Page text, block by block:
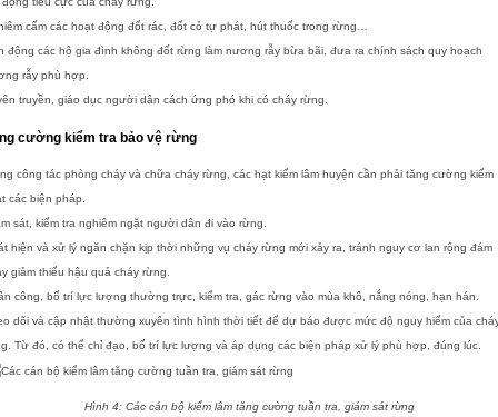
cấm các hoạt động đốt rác, đốt cỏ tự phát, hút thuốc trong rừng…
động các hộ gia đình không đốt rừng làm nương rẫy bừa bãi, đưa ra chính sách quy hoạch
rẫy phù hợp.
truyền, giáo dục người dân cách ứng phó khi có cháy rừng.
cường kiểm tra bảo vệ rừng
công tác phòng cháy và chữa cháy rừng, các hạt kiểm lâm huyện cần phải tăng cường kiểm
các biện pháp.
sát, kiểm tra nghiêm ngặt người dân đi vào rừng.
hiện và xử lý ngăn chặn kịp thời những vụ cháy rừng mới xảy ra, tránh nguy cơ lan rộng đám
giảm thiểu hậu quả cháy rừng.
công, bố trí lực lượng thường trực, kiểm tra, gác rừng vào mùa khô, nắng nóng, hạn hán.
dõi và cập nhật thường xuyên tình hình thời tiết để dự báo được mức độ nguy hiểm của
Từ đó, có thể chỉ đạo, bố trí lực lượng và áp dụng các biện pháp xử lý phù hợp, đúng lúc.
Hình 4: Các cán bộ kiểm lâm tăng cường tuần tra, giám sát rừng